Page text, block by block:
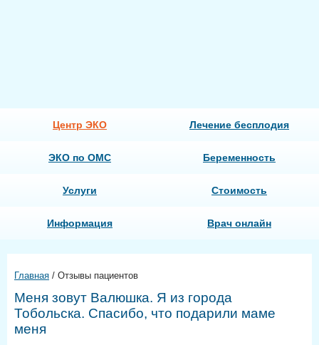
Центр ЭКО Лечение бесплодия
ЭКО по ОМС Беременность
Услуги Стоимость
Информация Врач онлайн
Главная / Отзывы пациентов
Меня зовут Валюшка. Я из города
Тобольска. Спасибо, что подарили маме
меня